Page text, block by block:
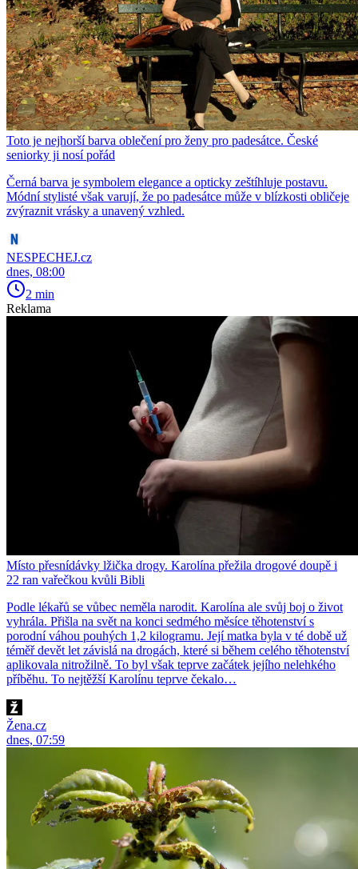
Toto je nejhorší barva oblečení pro ženy pro padesátce. České
seniorky ji nosí pořád
Černá barva je symbolem elegance a opticky zeštíhluje postavu.
Módní stylisté však varují, že po padesátce může v blízkosti obličeje
zvýraznit vrásky a unavený vzhled.
NESPECHEJ.cz
dnes, 08:00
2 min
Reklama
Místo přesnídávky lžička drogy. Karolína přežila drogové doupě i
22 ran vařečkou kvůli Bibli
Podle lékařů se vůbec neměla narodit. Karolína ale svůj boj o život
vyhrála. Přišla na svět na konci sedmého měsíce těhotenství s
porodní váhou pouhých 1,2 kilogramu. Její matka byla v té době už
téměř devět let závislá na drogách, které si během celého těhotenství
aplikovala nitrožilně. To byl však teprve začátek jejího nelehkého
příběhu. To nejtěžší Karolínu teprve čekalo…
Žena.cz
dnes, 07:59